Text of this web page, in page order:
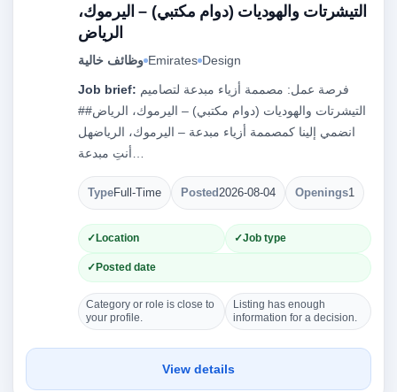
التيشرتات والهوديات (دوام مكتبي) – اليرموك،
الرياض
وظائف خالية Emirates Design
Job brief:
التيشرتات والهوديات (دوام مكتبي) – اليرموك، الرياض##
انضمي إلينا كمصممة أزياء مبدعة – اليرموك، الرياضهل
TypeFull-Time Posted2026-08-04 Openings1
Location Job type
Posted date
Category or role is close to
your profile.
Listing has enough
information for a decision.
View details